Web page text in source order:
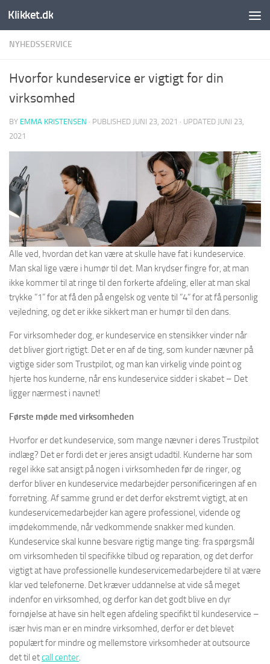
Skip to content
Klikket.dk
NYHEDSSERVICE
Hvorfor kundeservice er vigtigt for din
virksomhed
BY EMMA KRISTENSEN · PUBLISHED JUNI 23, 2021 · UPDATED JUNI 23,
2021
Alle ved, hvordan det kan være at skulle have fat i kundeservice.
Man skal lige være i humør til det. Man krydser fingre for, at man
ikke kommer til at ringe til den forkerte afdeling, eller at man skal
trykke ”1” for at få den på engelsk og vente til ”4” for at få personlig
vejledning, og det er ikke sikkert man er humør til den dans.
For virksomheder dog, er kundeservice en stensikker vinder når
det bliver gjort rigtigt. Det er en af de ting, som kunder nævner på
vigtige sider som Trustpilot, og man kan virkelig vinde point og
hjerte hos kunderne, når ens kundeservice sidder i skabet – Det
ligger nærmest i navnet!
Første møde med virksomheden
Hvorfor er det kundeservice, som mange nævner i deres Trustpilot
indlæg? Det er fordi det er jeres ansigt udadtil. Kunderne har som
regel ikke sat ansigt på nogen i virksomheden før de ringer, og
derfor bliver en kundeservice medarbejder personificeringen af en
forretning. Af samme grund er det derfor ekstremt vigtigt, at en
kundeservicemedarbejder kan agere professionel, vidende og
imødekommende, når vedkommende snakker med kunden.
Kundeservice skal kunne besvare rigtig mange ting: fra spørgsmål
om virksomheden til specifikke tilbud og reparation, og det derfor
vigtigt at have professionelle kundeservicemedarbejdere til at være
klar ved telefonerne. Det kræver uddannelse at vide så meget
indenfor en virksomhed, og derfor kan det godt blive en dyr
fornøjelse at have sin helt egen afdeling specifikt til kundeservice –
især hvis man er en mindre virksomhed, derfor er det blevet
populært for mindre og mellemstore virksomheder at outsource
det til etcall center.